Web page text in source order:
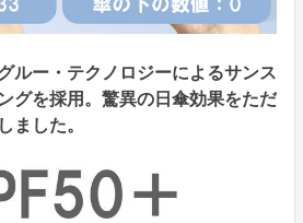
ルー・テクノロジーによるサンス
グを採用。驚異の日傘効果をただ
ました。